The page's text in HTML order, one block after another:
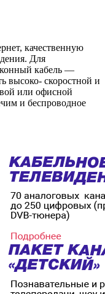
качественную
Для
кабель —
высоко- скоростной и
или офисной
и беспроводное